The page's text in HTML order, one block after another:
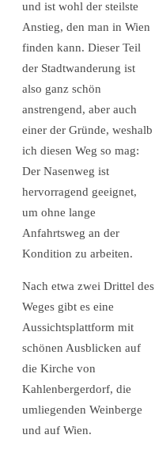
und ist wohl der steilste
Anstieg, den man in Wien
finden kann. Dieser Teil
der Stadtwanderung ist
also ganz schön
anstrengend, aber auch
einer der Gründe, weshalb
ich diesen Weg so mag:
Der Nasenweg ist
hervorragend geeignet,
um ohne lange
Anfahrtsweg an der
Kondition zu arbeiten.
Nach etwa zwei Drittel des
Weges gibt es eine
Aussichtsplattform mit
schönen Ausblicken auf
die Kirche von
Kahlenbergerdorf, die
umliegenden Weinberge
und auf Wien.